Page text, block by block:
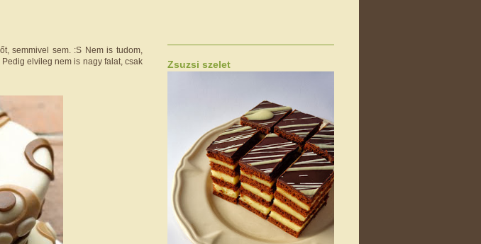
semmivel sem. :S Nem is tudom,
elvileg nem is nagy falat, csak
Zsuzsi szelet